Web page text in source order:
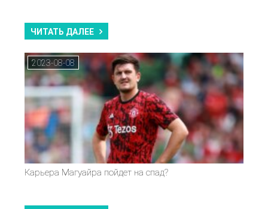
ЧИТАТЬ ДАЛЕЕ
2023-08-08
Карьера Магуайра пойдет на спад?